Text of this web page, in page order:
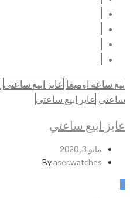
بيع ساعة اوميغا عايز ابيع ساعتي
ساعتي عايز ابيع ساعتي
عايز ابيع ساعتي
مايو 3, 2020
Byaser.watches
0